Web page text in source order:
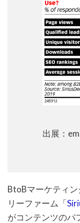
出展：
BtoBマーケティ
リーファーム「
がコンテンツのパ